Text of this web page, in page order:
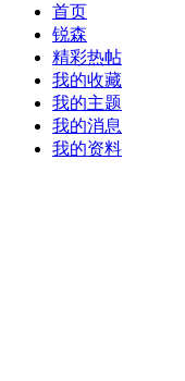
首页
锐森
精彩热帖
我的收藏
我的主题
我的消息
我的资料